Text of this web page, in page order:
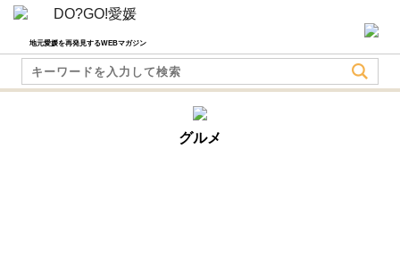
地元愛媛を再発見するWEBマガジン
グルメ